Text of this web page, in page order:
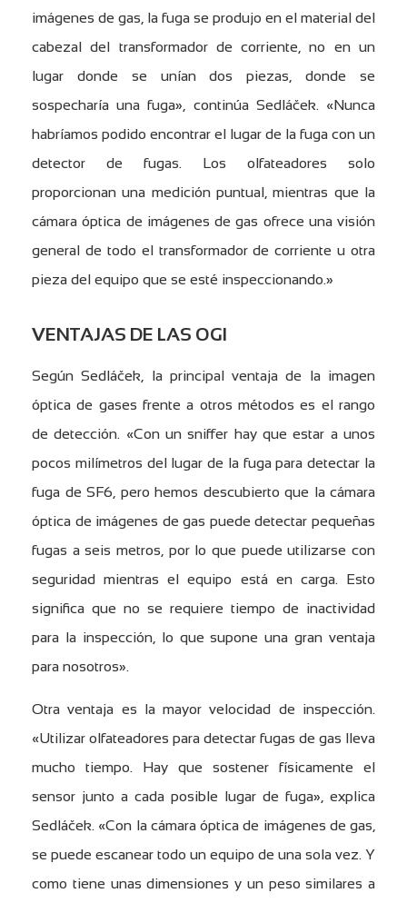
imágenes de gas, la fuga se produjo en el material del
cabezal del transformador de corriente, no en un
lugar donde se unían dos piezas, donde se
sospecharía una fuga», continúa Sedláček. «Nunca
habríamos podido encontrar el lugar de la fuga con un
detector de fugas. Los olfateadores solo
proporcionan una medición puntual, mientras que la
cámara óptica de imágenes de gas ofrece una visión
general de todo el transformador de corriente u otra
pieza del equipo que se esté inspeccionando.»
VENTAJAS DE LAS OGI
Según Sedláček, la principal ventaja de la imagen
óptica de gases frente a otros métodos es el rango
de detección. «Con un sniffer hay que estar a unos
pocos milímetros del lugar de la fuga para detectar la
fuga de SF6, pero hemos descubierto que la cámara
óptica de imágenes de gas puede detectar pequeñas
fugas a seis metros, por lo que puede utilizarse con
seguridad mientras el equipo está en carga. Esto
significa que no se requiere tiempo de inactividad
para la inspección, lo que supone una gran ventaja
para nosotros».
Otra ventaja es la mayor velocidad de inspección.
«Utilizar olfateadores para detectar fugas de gas lleva
mucho tiempo. Hay que sostener físicamente el
sensor junto a cada posible lugar de fuga», explica
Sedláček. «Con la cámara óptica de imágenes de gas,
se puede escanear todo un equipo de una sola vez. Y
como tiene unas dimensiones y un peso similares a